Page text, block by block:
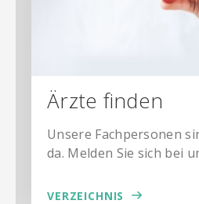
Ärzte finden
Unsere Fachpersonen
da. Melden Sie sich bei
VERZEICHNIS